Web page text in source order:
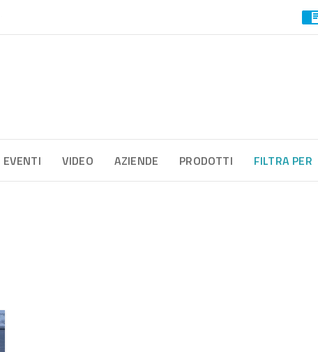
EVENTI VIDEO AZIENDE PRODOTTI FILTRA PER